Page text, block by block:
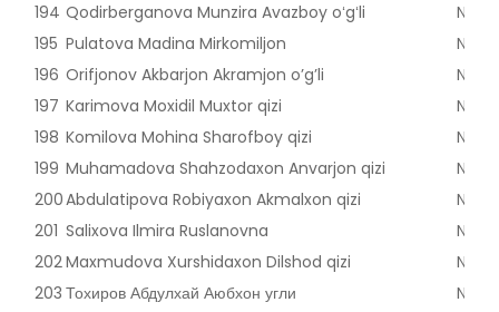
194 Qodirberganova Munzira Avazboy oʻgʻli
195 Pulatova Madina Mirkomiljon
196 Orifjonov Akbarjon Akramjon o’g’li
197 Karimova Moxidil Muxtor qizi
198 Komilova Mohina Sharofboy qizi
199 Muhamadova Shahzodaxon Anvarjon qizi
200Abdulatipova Robiyaxon Akmalxon qizi
201 Salixova Ilmira Ruslanovna
202Maxmudova Xurshidaxon Dilshod qizi
203 Тохиров Абдулхай Аюбхон угли